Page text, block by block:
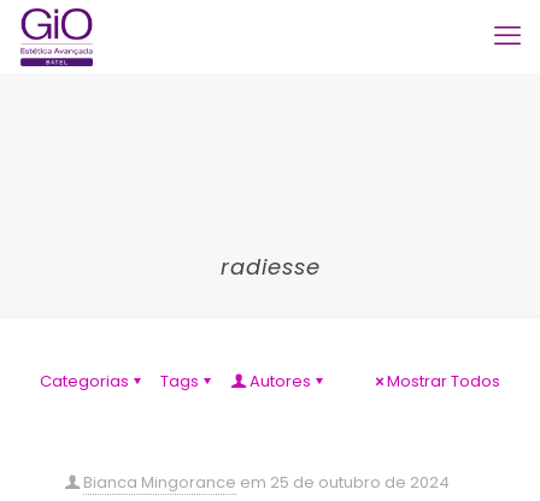
radiesse
Categorias Tags Autores Mostrar Todos
Bianca Mingorance em 25 de outubro de 2024